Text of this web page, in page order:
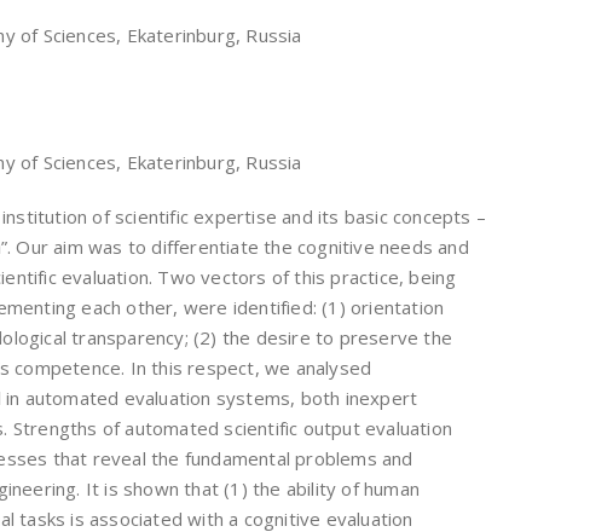
of Sciences, Ekaterinburg, Russia
of Sciences, Ekaterinburg, Russia
of scientific expertise and its basic concepts –
Our aim was to differentiate the cognitive needs and
evaluation. Two vectors of this practice, being
each other, were identified: (1) orientation
transparency; (2) the desire to preserve the
competence. In this respect, we analysed
automated evaluation systems, both inexpert
Strengths of automated scientific output evaluation
that reveal the fundamental problems and
It is shown that (1) the ability of human
tasks is associated with a cognitive evaluation